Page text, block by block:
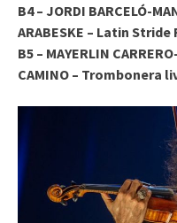
B4 – JORDI BARCELÓ-
ARABESKE – Latin Stride
B5 – MAYERLIN
CAMINO – Trombonera